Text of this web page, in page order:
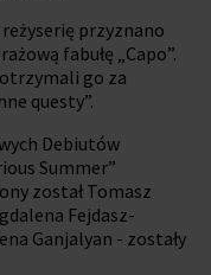
przyznano
fabułę „Capo”.
go za
questy”.
Debiutów
Summer”
został Tomasz
Fejdasz-
Ganjalyan - zostały